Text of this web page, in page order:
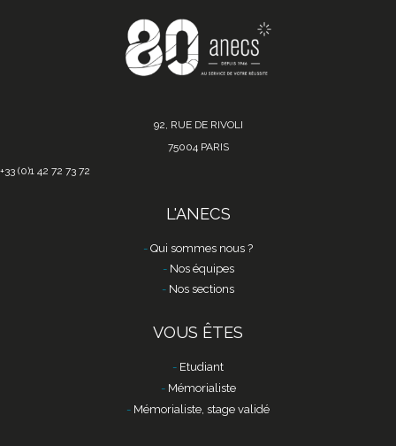
92, RUE DE RIVOLI
75004 PARIS
+33 (0)1 42 72 73 72
L'ANECS
Qui sommes nous ?
Nos équipes
Nos sections
VOUS ÊTES
Etudiant
Mémorialiste
Mémorialiste, stage validé